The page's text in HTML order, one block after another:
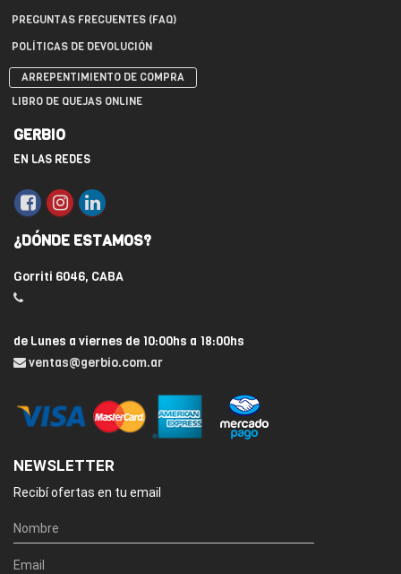
PREGUNTAS FRECUENTES (FAQ)
POLÍTICAS DE DEVOLUCIÓN
ARREPENTIMIENTO DE COMPRA
LIBRO DE QUEJAS ONLINE
GERBIO
EN LAS REDES
¿DÓNDE ESTAMOS?
Gorriti 6046, CABA
de Lunes a viernes de 10:00hs a 18:00hs
ventas@gerbio.com.ar
NEWSLETTER
Recibí ofertas en tu email